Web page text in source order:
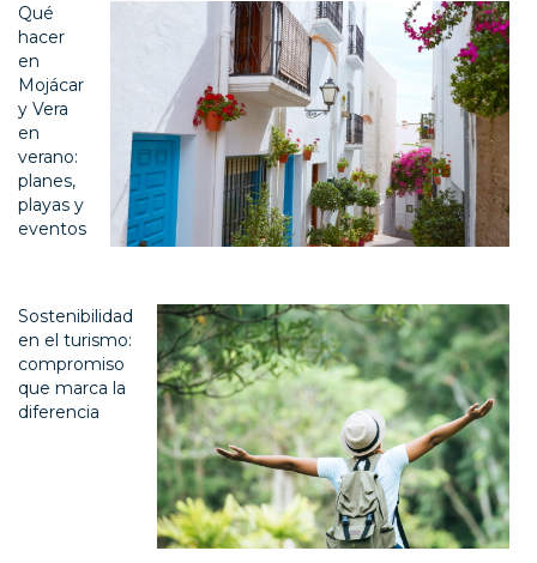
Qué
hacer
en
Mojácar
y Vera
en
verano:
planes,
playas y
eventos
Sostenibilidad
en el turismo:
compromiso
que marca la
diferencia